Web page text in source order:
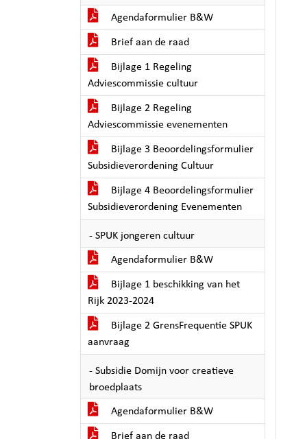
Agendaformulier B&W
Brief aan de raad
Bijlage 1 Regeling
Adviescommissie cultuur
Bijlage 2 Regeling
Adviescommissie evenementen
Bijlage 3 Beoordelingsformulier
Subsidieverordening Cultuur
Bijlage 4 Beoordelingsformulier
Subsidieverordening Evenementen
- SPUK jongeren cultuur
Agendaformulier B&W
Bijlage 1 beschikking van het
Rijk 2023-2024
Bijlage 2 GrensFrequentie SPUK
aanvraag
- Subsidie Domijn voor creatieve
broedplaats
Agendaformulier B&W
Brief aan de raad